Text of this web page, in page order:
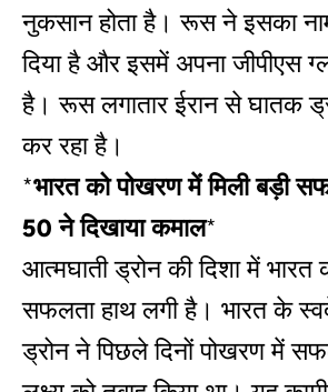
नुकसान होता है। रूस ने इसका
दिया है और इसमें अपना जीपीएस
है। रूस लगातार ईरान से घातक
कर रहा है।
*भारत को पोखरण में मिली बड़ी
50 ने दिखाया कमाल*
आत्‍मघाती ड्रोन की दिशा में भारत
सफलता हाथ लगी है। भारत के
ड्रोन ने पिछले दिनों पोखरण में